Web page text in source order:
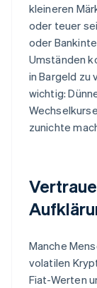
kleineren
oder teuer
oder
Umständen
in Bargeld zu
wichtig:
zunichte
Manche
volatilen
Fiat-Werten